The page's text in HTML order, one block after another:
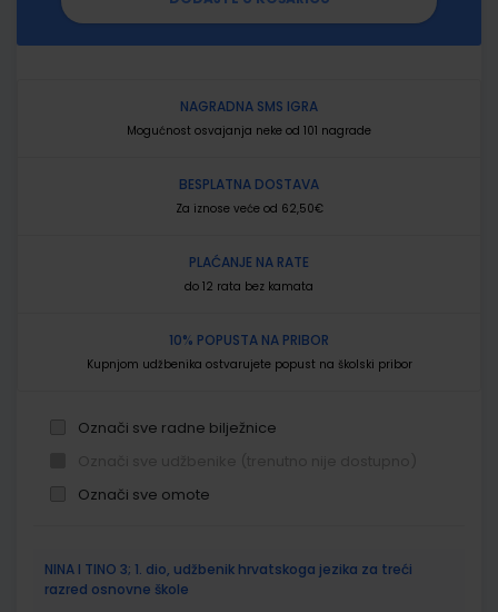
NAGRADNA SMS IGRA
Mogućnost osvajanja neke od 101 nagrade
BESPLATNA DOSTAVA
Za iznose veće od 62,50€
PLAĆANJE NA RATE
do 12 rata bez kamata
10% POPUSTA NA PRIBOR
Kupnjom udžbenika ostvarujete popust na školski pribor
Označi sve radne bilježnice
Označi sve omote
proizvodi
NINA I TINO 3; 1. dio, udžbenik hrvatskoga jezika za treći
razred osnovne škole